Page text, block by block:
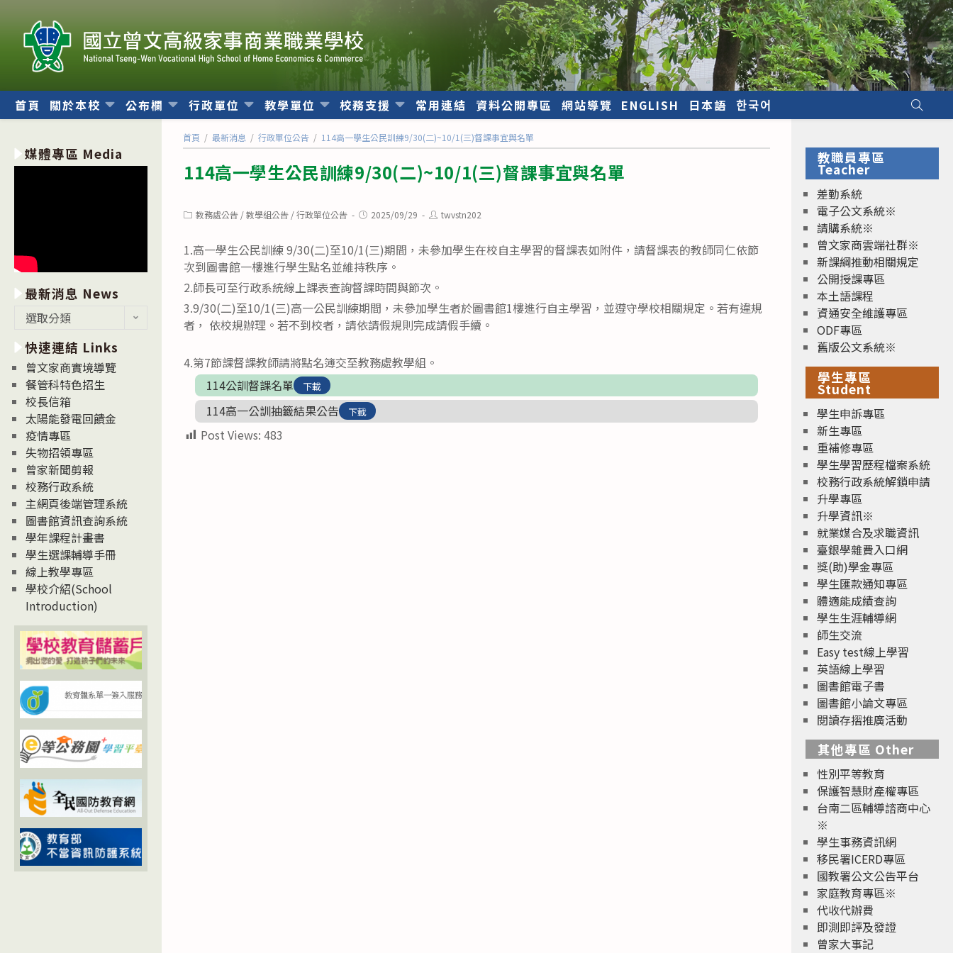
內
首頁 關於本校 公布欄 行政單位 教學單位 校務支援 常用連結 資料公開專區 網站導覽 ENGLISH 日本語 한국어
首頁 / 最新消息 / 行政單位公告 / 114高一學生公民訓練9/30(二)~10/1(三)督課事宜與名單
114高一學生公民訓練9/30(二)~10/1(三)督課事宜與名單
Post教務處公告 / 教學組公告 / 行政單位公告
Post2025/09/29
Posttwvstn202
1.高一學生公民訓練 9/30(二)至10/1(三)期間，未參加學生在校自主學習的督課表如附件，請督課表的教師同仁依節
次到圖書館一樓進行學生點名並維持秩序。
2.師長可至行政系統線上課表查詢督課時間與節次。
3.9/30(二)至10/1(三)高一公民訓練期間，未參加學生者於圖書館1樓進行自主學習，並遵守學校相關規定。若有違規
者， 依校規辦理。若不到校者，請依請假規則完成請假手續。
4.第7節課督課教師請將點名簿交至教務處教學組。
114公訓督課名單
下載
114高一公訓抽籤結果公告 下載
Post Views: 483
媒體專區 Media
最新消息 News
消
息
News
選取分類
快速連結 Links
曾文家商實境導覽
餐管科特色招生
校長信箱
太陽能發電回饋金
疫情專區
失物招領專區
曾家新聞剪報
校務行政系統
主網頁後端管理系統
圖書館資訊查詢系統
學年課程計畫書
學生選課輔導手冊
線上教學專區
學校介紹(School
Introduction)
教職員專區
Teacher
差勤系統
電子公文系統※
請購系統※
曾文家商雲端社群※
新課綱推動相關規定
公開授課專區
本土語課程
資通安全維護專區
ODF專區
舊版公文系統※
學生專區
Student
學生申訴專區
新生專區
重補修專區
學生學習歷程檔案系統
校務行政系統解鎖申請
升學專區
升學資訊※
就業媒合及求職資訊
臺銀學雜費入口網
獎(助)學金專區
學生匯款通知專區
體適能成績查詢
學生生涯輔導網
師生交流
Easy test線上學習
英語線上學習
圖書館電子書
圖書館小論文專區
閱讀存摺推廣活動
其他專區 Other
性別平等教育
保護智慧財產權專區
台南二區輔導諮商中心
※
學生事務資訊網
移民署ICERD專區
國教署公文公告平台
家庭教育專區※
代收代辦費
即測即評及發證
曾家大事記